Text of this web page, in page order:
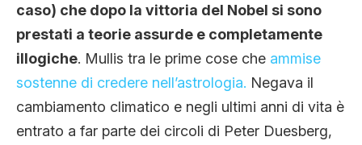
caso) che dopo la vittoria del Nobel si sono
prestati a teorie assurde e completamente
illogiche. Mullis tra le prime cose che ammise
sostenne di credere nell’astrologia. Negava il
cambiamento climatico e negli ultimi anni di vita è
entrato a far parte dei circoli di Peter Duesberg,